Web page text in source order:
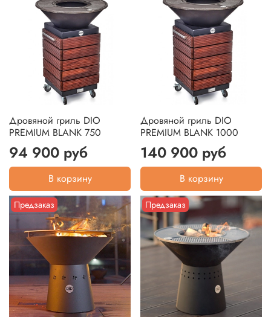
Дровяной гриль DIO
PREMIUM BLANK 750
94 900 руб
В корзину
Дровяной гриль DIO
PREMIUM BLANK 1000
140 900 руб
В корзину
Предзаказ Предзаказ